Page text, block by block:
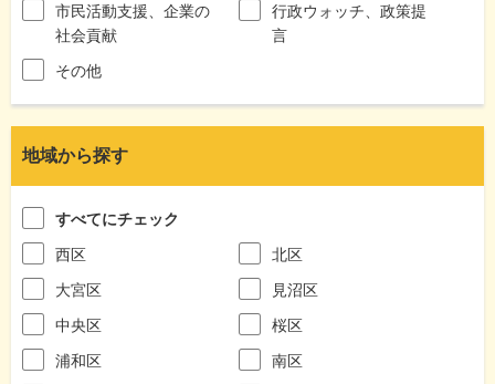
市民活動支援、企業の
社会貢献
行政ウォッチ、政策提
言
その他
地域から探す
すべてにチェック
西区
北区
大宮区
見沼区
中央区
桜区
浦和区
南区